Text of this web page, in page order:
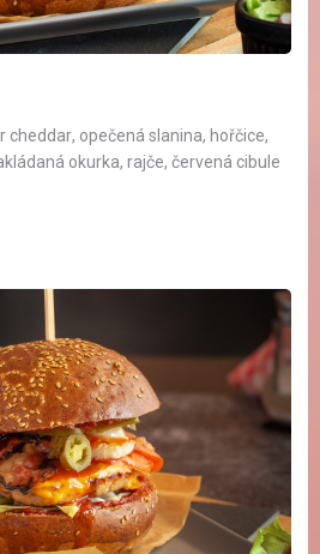
cheddar, opečená slanina, hořčice,
okurka, rajče, červená cibule